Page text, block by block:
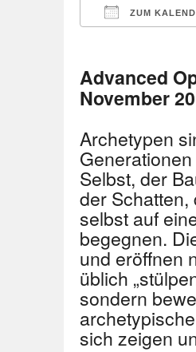
ZUM
Advanced
November
Archetypen
Selbst, der
der
selbst auf
begegnen.
und eröffnen
üblich
sondern
sich zeigen